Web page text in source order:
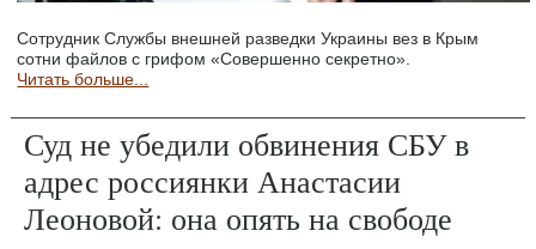
Сотрудник Службы внешней разведки Украины вез в Крым
сотни файлов с грифом «Совершенно секретно».
Читать больше...
Суд не убедили обвинения СБУ в
адрес россиянки Анастасии
Леоновой: она опять на свободе